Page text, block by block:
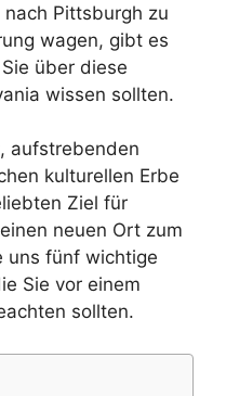
Pittsburgh zu
wagen, gibt es
über diese
wissen sollten.
aufstrebenden
kulturellen Erbe
Ziel für
neuen Ort zum
uns fünf wichtige
Sie vor einem
sollten.